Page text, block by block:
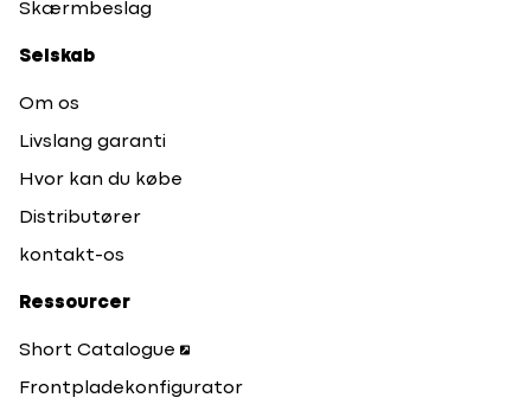
Skærmbeslag
Selskab
Om os
Livslang garanti
Hvor kan du købe
Distributører
kontakt-os
Ressourcer
Short Catalogue
Frontpladekonfigurator